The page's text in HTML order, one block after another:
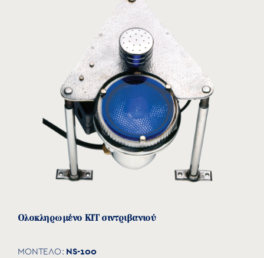
Ολοκληρωμένο KIT σιντριβανιού
ΜΟΝΤΕΛΟ: NS-100